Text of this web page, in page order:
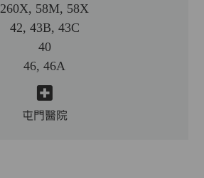
260X, 58M, 58X
42, 43B, 43C
40
46, 46A
屯門醫院